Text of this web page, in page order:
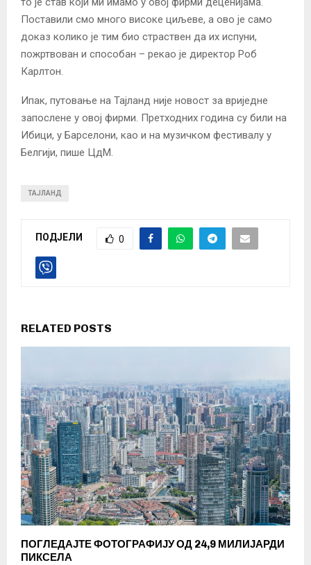
Поставили смо много високе циљеве, а ово је само
доказ колико је тим био страствен да их испуни,
пожртвован и способан – рекао је директор Роб
Карлтон.
Ипак, путовање на Тајланд није новост за вриједне
запослене у овој фирми. Претходних година су били на
Ибици, у Барселони, као и на музичком фестивалу у
Белгији, пише ЦдМ.
ТАЈЛАНД
ПОДЈЕЛИ 0
RELATED POSTS
ПОГЛЕДАЈТЕ ФОТОГРАФИЈУ ОД 24,9 МИЛИЈАРДИ
ПИКСЕЛА